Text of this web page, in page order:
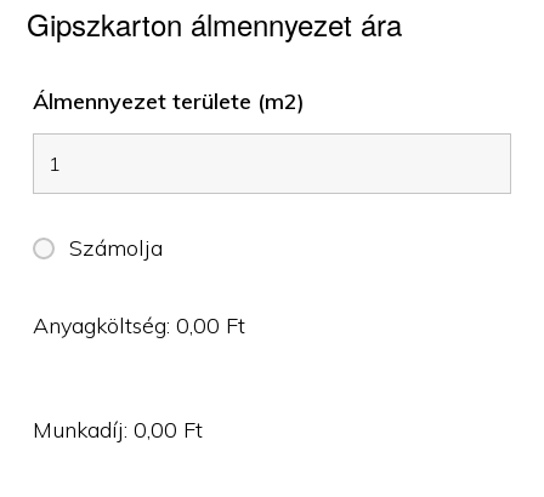
Gipszkarton álmennyezet ára
Álmennyezet területe (m2)
Számolja
Anyagköltség:0,00 Ft
Munkadíj:0,00 Ft